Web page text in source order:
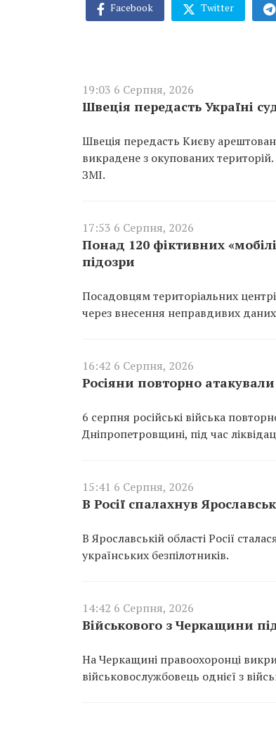
Facebook Twitter
19:03 6 Серпня, 2026
Швеція передасть Україні
Швеція передасть Києву
викрадене з окупованих
ЗМІ.
17:53 6 Серпня, 2026
Понад 120 фіктивних
підозри
Посадовцям територіальних
через внесення неправдивих даних
16:42 6 Серпня, 2026
Росіяни повторно
6 серпня російські війська
Дніпропетровщині, під час
15:41 6 Серпня, 2026
В Росії спалахнув
В Ярославській області Росії
українських безпілотників.
14:42 6 Серпня, 2026
Військового з Черкащини
На Черкащині правоохоронці
військовослужбовець однієї з